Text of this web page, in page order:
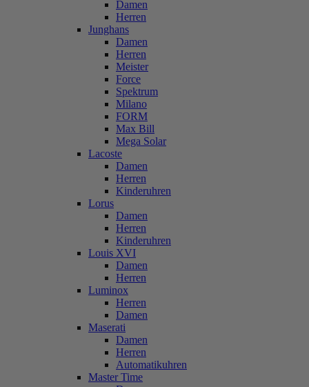
Damen
Herren
Junghans
Damen
Herren
Meister
Force
Spektrum
Milano
FORM
Max Bill
Mega Solar
Lacoste
Damen
Herren
Kinderuhren
Lorus
Damen
Herren
Kinderuhren
Louis XVI
Damen
Herren
Luminox
Herren
Damen
Maserati
Damen
Herren
Automatikuhren
Master Time